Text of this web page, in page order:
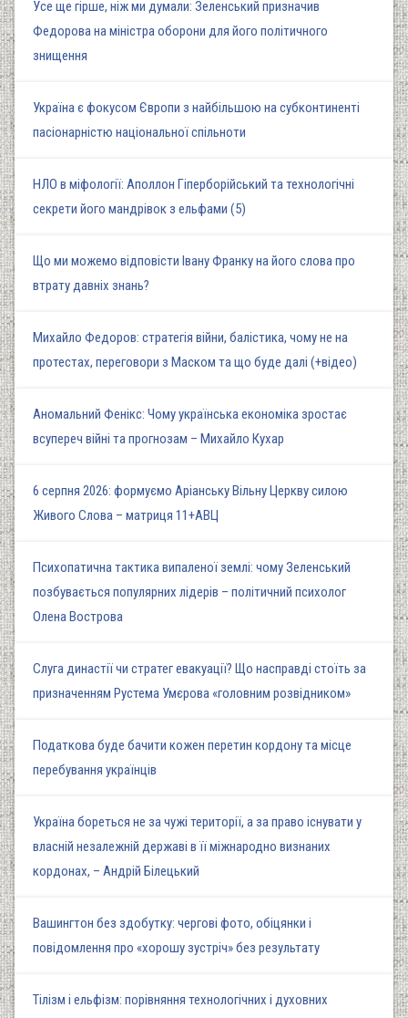
Усе ще гірше, ніж ми думали: Зеленський призначив
Федорова на міністра оборони для його політичного
знищення
Україна є фокусом Європи з найбільшою на субконтиненті
пасіонарністю національної спільноти
НЛО в міфології: Аполлон Гіперборійський та технологічні
секрети його мандрівок з ельфами (5)
Що ми можемо відповісти Івану Франку на його слова про
втрату давніх знань?
Михайло Федоров: стратегія війни, балістика, чому не на
протестах, переговори з Маском та що буде далі (+відео)
Аномальний Фенікс: Чому українська економіка зростає
всупереч війні та прогнозам – Михайло Кухар
6 серпня 2026: формуємо Аріанську Вільну Церкву силою
Живого Слова – матриця 11+АВЦ
Психопатична тактика випаленої землі: чому Зеленський
позбувається популярних лідерів – політичний психолог
Олена Вострова
Слуга династії чи стратег евакуації? Що насправді стоїть за
призначенням Рустема Умєрова «головним розвідником»
Податкова буде бачити кожен перетин кордону та місце
перебування українців
Україна бореться не за чужі території, а за право існувати у
власній незалежній державі в її міжнародно визнаних
кордонах, – Андрій Білецький
Вашингтон без здобутку: чергові фото, обіцянки і
повідомлення про «хорошу зустріч» без результату
Тілізм і ельфізм: порівняння технологічних і духовних